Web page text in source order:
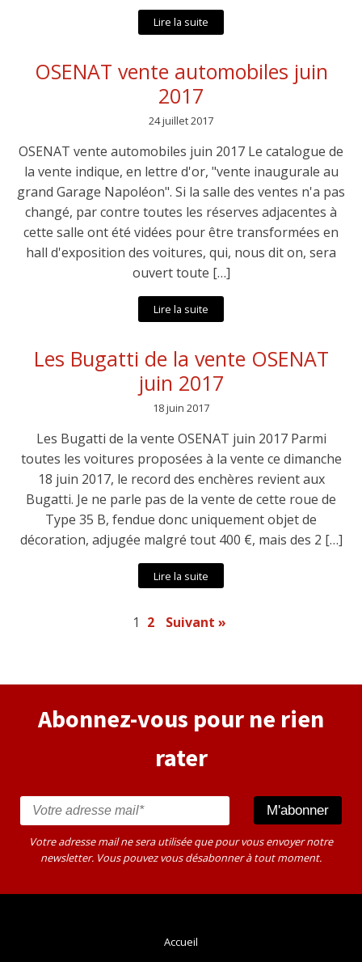
Lire la suite
OSENAT vente automobiles juin
2017
24 juillet 2017
OSENAT vente automobiles juin 2017 Le catalogue de
la vente indique, en lettre d'or, "vente inaugurale au
grand Garage Napoléon". Si la salle des ventes n'a pas
changé, par contre toutes les réserves adjacentes à
cette salle ont été vidées pour être transformées en
hall d'exposition des voitures, qui, nous dit on, sera
ouvert toute […]
Lire la suite
Les Bugatti de la vente OSENAT
juin 2017
18 juin 2017
Les Bugatti de la vente OSENAT juin 2017 Parmi
toutes les voitures proposées à la vente ce dimanche
18 juin 2017, le record des enchères revient aux
Bugatti. Je ne parle pas de la vente de cette roue de
Type 35 B, fendue donc uniquement objet de
décoration, adjugée malgré tout 400 €, mais des 2 […]
Lire la suite
1 2 Suivant »
Abonnez-vous pour ne rien
rater
Votre adresse mail ne sera utilisée que pour vous envoyer notre
newsletter. Vous pouvez vous désabonner à tout moment.
Accueil